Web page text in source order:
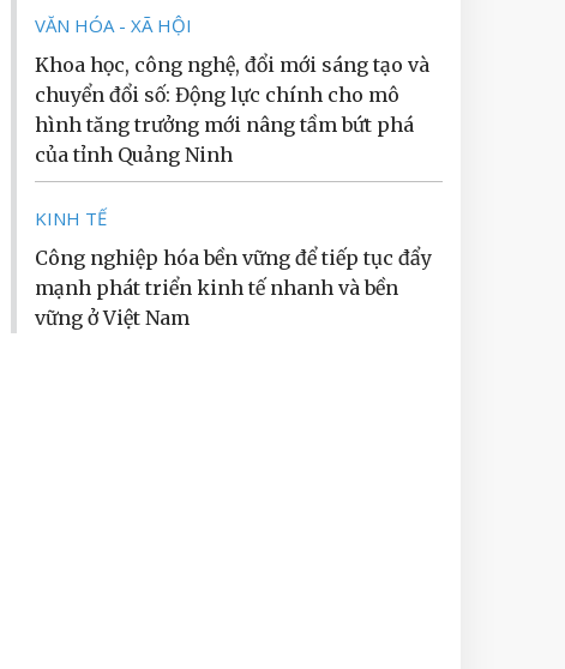
VĂN HÓA - XÃ HỘI
Khoa học, công nghệ, đổi mới sáng tạo và
chuyển đổi số: Động lực chính cho mô
hình tăng trưởng mới nâng tầm bứt phá
của tỉnh Quảng Ninh
KINH TẾ
Công nghiệp hóa bền vững để tiếp tục đẩy
mạnh phát triển kinh tế nhanh và bền
vững ở Việt Nam